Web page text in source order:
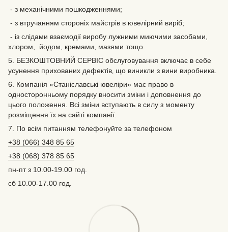
- з механічними пошкодженнями;
- з втручанням стороніх майстрів в ювелірний виріб;
- із слідами взаємодії виробу лужними миючими засобами,
хлором, йодом, кремами, мазями тощо.
5. БЕЗКОШТОВНИЙ СЕРВІС обслуговування включає в себе
усунення прихованих дефектів‚ що виникли з вини виробника.
6. Компанія «Станіславські ювеліри» має право в
односторонньому порядку вносити зміни і доповнення до
цього положення. Всі зміни вступають в силу з моменту
розміщення їх на сайті компанії.
7. По всім питанням телефонуйте за телефоном
+38 (066) 348 85 65
+38 (068) 378 85 65
пн-пт з 10.00-19.00 год.
сб 10.00-17.00 год.